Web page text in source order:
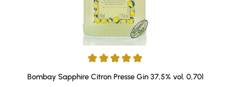
Average rating of 5 out of 5 stars
Bombay Sapphire Citron Presse Gin 37,5% vol. 0,70l